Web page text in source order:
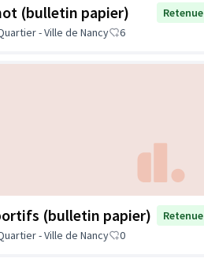
(bulletin papier)
Retenue
- Ville de Nancy
6
(bulletin papier)
Retenue
- Ville de Nancy
0